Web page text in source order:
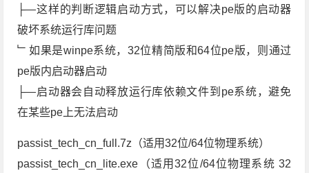
├—这样的判断逻辑启动方式，可以解决pe版的启动器
破坏系统运行库问题
﹂如果是winpe系统，32位精简版和64位pe版，则通过
pe版内启动器启动
├—启动器会自动释放运行库依赖文件到pe系统，避免
在某些pe上无法启动
passist_tech_cn_full.7z（适用32位/64位物理系统）
passist_tech_cn_lite.exe（适用32位/64位物理系统 32